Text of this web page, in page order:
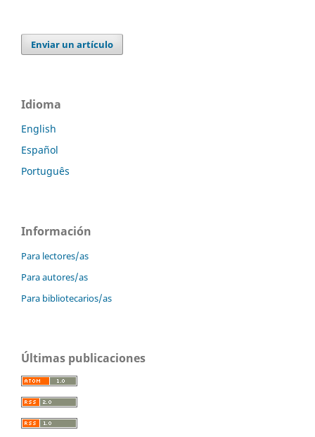
Enviar un artículo
Idioma
English
Español
Português
Información
Para lectores/as
Para autores/as
Para bibliotecarios/as
Últimas publicaciones